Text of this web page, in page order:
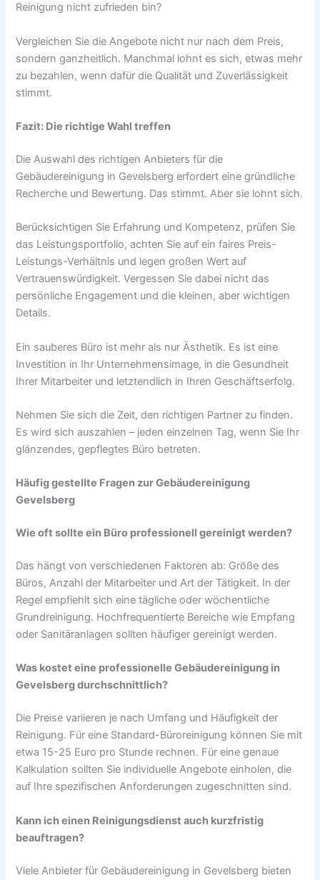
Reinigung nicht zufrieden bin?
Vergleichen Sie die Angebote nicht nur nach dem Preis,
sondern ganzheitlich. Manchmal lohnt es sich, etwas mehr
zu bezahlen, wenn dafür die Qualität und Zuverlässigkeit
stimmt.
Fazit: Die richtige Wahl treffen
Die Auswahl des richtigen Anbieters für die
Gebäudereinigung in Gevelsberg erfordert eine gründliche
Recherche und Bewertung. Das stimmt. Aber sie lohnt sich.
Berücksichtigen Sie Erfahrung und Kompetenz, prüfen Sie
das Leistungsportfolio, achten Sie auf ein faires Preis-
Leistungs-Verhältnis und legen großen Wert auf
Vertrauenswürdigkeit. Vergessen Sie dabei nicht das
persönliche Engagement und die kleinen, aber wichtigen
Details.
Ein sauberes Büro ist mehr als nur Ästhetik. Es ist eine
Investition in Ihr Unternehmensimage, in die Gesundheit
Ihrer Mitarbeiter und letztendlich in Ihren Geschäftserfolg.
Nehmen Sie sich die Zeit, den richtigen Partner zu finden.
Es wird sich auszahlen – jeden einzelnen Tag, wenn Sie Ihr
glänzendes, gepflegtes Büro betreten.
Häufig gestellte Fragen zur Gebäudereinigung
Gevelsberg
Wie oft sollte ein Büro professionell gereinigt werden?
Das hängt von verschiedenen Faktoren ab: Größe des
Büros, Anzahl der Mitarbeiter und Art der Tätigkeit. In der
Regel empfiehlt sich eine tägliche oder wöchentliche
Grundreinigung. Hochfrequentierte Bereiche wie Empfang
oder Sanitäranlagen sollten häufiger gereinigt werden.
Was kostet eine professionelle Gebäudereinigung in
Gevelsberg durchschnittlich?
Die Preise variieren je nach Umfang und Häufigkeit der
Reinigung. Für eine Standard-Büroreinigung können Sie mit
etwa 15-25 Euro pro Stunde rechnen. Für eine genaue
Kalkulation sollten Sie individuelle Angebote einholen, die
auf Ihre spezifischen Anforderungen zugeschnitten sind.
Kann ich einen Reinigungsdienst auch kurzfristig
beauftragen?
Viele Anbieter für Gebäudereinigung in Gevelsberg bieten